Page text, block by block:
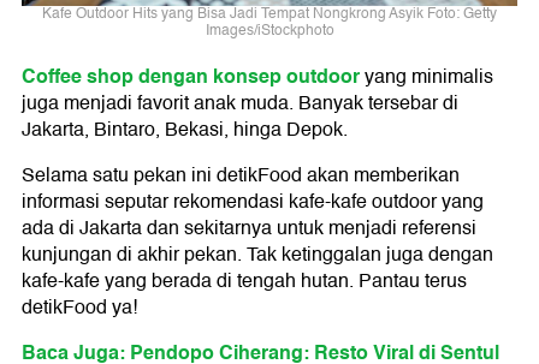
Kafe Outdoor Hits yang Bisa Jadi Tempat Nongkrong Asyik Foto: Getty
Images/iStockphoto
Coffee shop dengan konsep outdooryang minimalis
juga menjadi favorit anak muda. Banyak tersebar di
Jakarta, Bintaro, Bekasi, hinga Depok.
Selama satu pekan ini detikFood akan memberikan
informasi seputar rekomendasi kafe-kafe outdoor yang
ada di Jakarta dan sekitarnya untuk menjadi referensi
kunjungan di akhir pekan. Tak ketinggalan juga dengan
kafe-kafe yang berada di tengah hutan. Pantau terus
detikFood ya!
Baca Juga: Pendopo Ciherang: Resto Viral di Sentul